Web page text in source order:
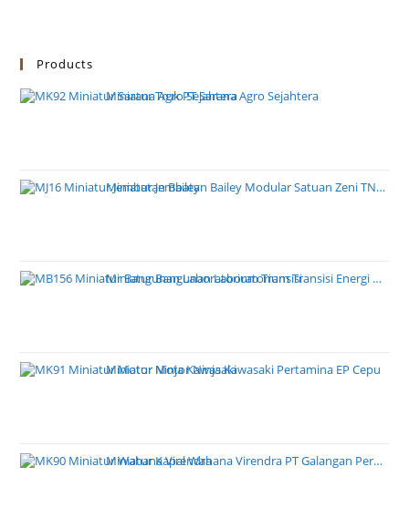
Products
Miniatur Truk PT Sarana Agro Sejahtera
Miniatur Jembatan Bailey Modular Satuan Zeni TNI AD
Miniatur Bangunan Laboratorium Transisi Energi PT PLN
Miniatur Motor Ninja Kawasaki Pertamina EP Cepu
Miniatur Kapal Wahana Virendra PT Galangan Perkasa Pratama